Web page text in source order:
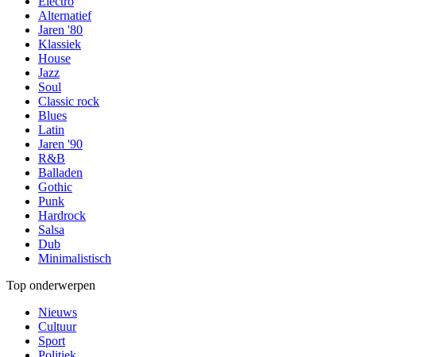
Alternatief
Jaren '80
Klassiek
House
Jazz
Soul
Classic rock
Blues
Latin
Jaren '90
R&B
Balladen
Gothic
Punk
Hardrock
Salsa
Dub
Minimalistisch
Top onderwerpen
Nieuws
Cultuur
Sport